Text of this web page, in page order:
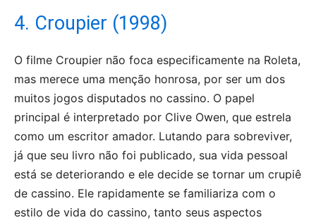
4. Croupier (1998)
O filme Croupier não foca especificamente na Roleta,
mas merece uma menção honrosa, por ser um dos
muitos jogos disputados no cassino. O papel
principal é interpretado por Clive Owen, que estrela
como um escritor amador. Lutando para sobreviver,
já que seu livro não foi publicado, sua vida pessoal
está se deteriorando e ele decide se tornar um crupiê
de cassino. Ele rapidamente se familiariza com o
estilo de vida do cassino, tanto seus aspectos